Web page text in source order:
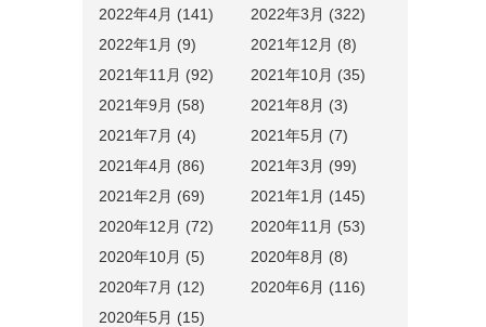
2022年4月 (141)
2022年3月 (322)
2022年1月 (9)
2021年12月 (8)
2021年11月 (92)
2021年10月 (35)
2021年9月 (58)
2021年8月 (3)
2021年7月 (4)
2021年5月 (7)
2021年4月 (86)
2021年3月 (99)
2021年2月 (69)
2021年1月 (145)
2020年12月 (72)
2020年11月 (53)
2020年10月 (5)
2020年8月 (8)
2020年7月 (12)
2020年6月 (116)
2020年5月 (15)